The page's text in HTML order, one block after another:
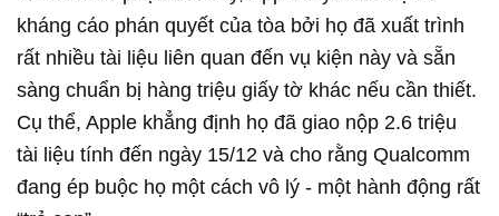
kháng cáo phán quyết của tòa bởi họ đã xuất trình
rất nhiều tài liệu liên quan đến vụ kiện này và sẵn
sàng chuẩn bị hàng triệu giấy tờ khác nếu cần thiết.
Cụ thể, Apple khẳng định họ đã giao nộp 2.6 triệu
tài liệu tính đến ngày 15/12 và cho rằng Qualcomm
đang ép buộc họ một cách vô lý - một hành động rất